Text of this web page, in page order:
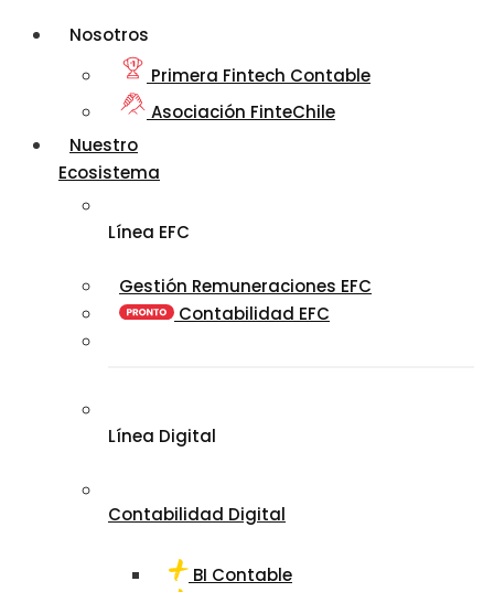
Nosotros
Primera Fintech Contable
Asociación FinteChile
Nuestro
Ecosistema
Línea EFC
Gestión Remuneraciones EFC
Contabilidad EFC
Línea Digital
Contabilidad Digital
BI Contable